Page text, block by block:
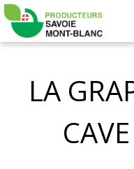
Mont-
Blanc
LA